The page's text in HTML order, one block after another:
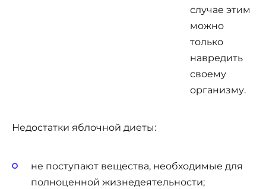
случае этим
можно
только
навредить
своему
организму.
Недостатки яблочной диеты:
не поступают вещества, необходимые для
полноценной жизнедеятельности;